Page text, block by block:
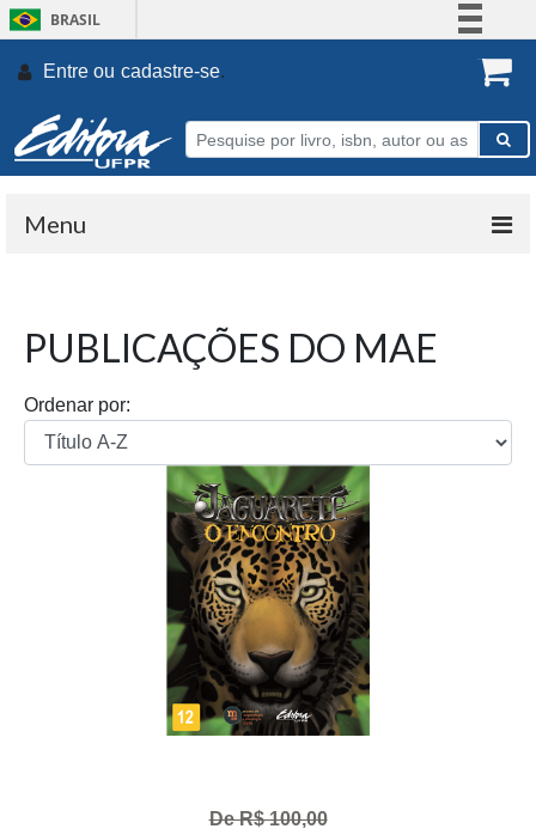
BRASIL
Participe
Entre ou cadastre-se.
Menu
PUBLICAÇÕES DO MAE
Ordenar por:
De R$ 100,00